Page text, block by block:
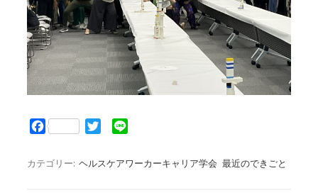
F
i
n
カテゴリー: ヘルスケアワーカーキャリア学会 最近のできごと